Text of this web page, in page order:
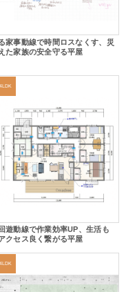
家事動線で時間ロスなくす、災
た家族の安全守る平屋
4LDK
遊動線で作業効率UP、生活も
クセス良く繋がる平屋
4LDK